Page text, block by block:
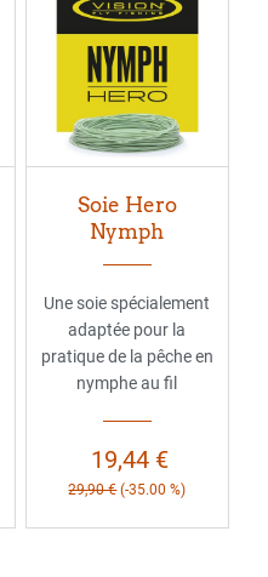
Soie Hero
Nymph
Une soie spécialement
adaptée pour la
pratique de la pêche en
nymphe au fil
19,44 €
29,90 € (-35.00 %)